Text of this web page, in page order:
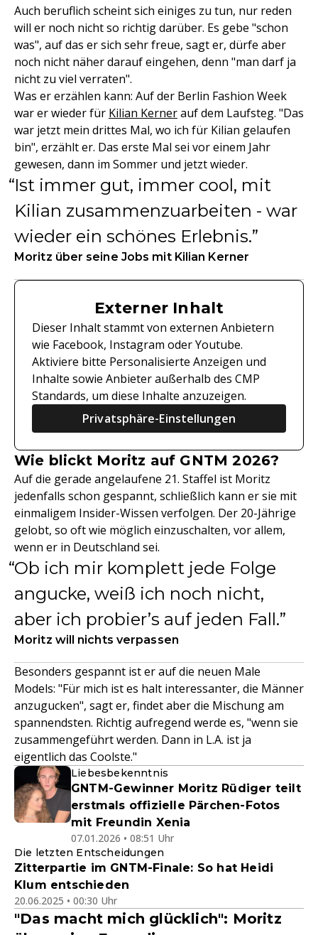
Auch beruflich scheint sich einiges zu tun, nur reden
will er noch nicht so richtig darüber. Es gebe "schon
was", auf das er sich sehr freue, sagt er, dürfe aber
noch nicht näher darauf eingehen, denn "man darf ja
nicht zu viel verraten".
Was er erzählen kann: Auf der Berlin Fashion Week
war er wieder für Kilian Kernerauf dem Laufsteg. "Das
war jetzt mein drittes Mal, wo ich für Kilian gelaufen
bin", erzählt er. Das erste Mal sei vor einem Jahr
gewesen, dann im Sommer und jetzt wieder.
Ist immer gut, immer cool, mit
Kilian zusammenzuarbeiten - war
wieder ein schönes Erlebnis.
Moritz über seine Jobs mit Kilian Kerner
Externer Inhalt
Dieser Inhalt stammt von externen Anbietern
wie Facebook, Instagram oder Youtube.
Aktiviere bitte Personalisierte Anzeigen und
Inhalte sowie Anbieter außerhalb des CMP
Standards, um diese Inhalte anzuzeigen.
Privatsphäre-Einstellungen
Wie blickt Moritz auf GNTM 2026?
Auf die gerade angelaufene 21. Staffel ist Moritz
jedenfalls schon gespannt, schließlich kann er sie mit
einmaligem Insider-Wissen verfolgen. Der 20-Jährige
gelobt, so oft wie möglich einzuschalten, vor allem,
wenn er in Deutschland sei.
Ob ich mir komplett jede Folge
angucke, weiß ich noch nicht,
aber ich probier’s auf jeden Fall.
Moritz will nichts verpassen
Besonders gespannt ist er auf die neuen Male
Models: "Für mich ist es halt interessanter, die Männer
anzugucken", sagt er, findet aber die Mischung am
spannendsten. Richtig aufregend werde es, "wenn sie
zusammengeführt werden. Dann in L.A. ist ja
eigentlich das Coolste."
Liebesbekenntnis
GNTM-Gewinner Moritz Rüdiger teilt
erstmals offizielle Pärchen-Fotos
mit Freundin Xenia
07.01.2026 • 08:51 Uhr
Die letzten Entscheidungen
Zitterpartie im GNTM-Finale: So hat Heidi
Klum entschieden
20.06.2025 • 00:30 Uhr
"Das macht mich glücklich": Moritz